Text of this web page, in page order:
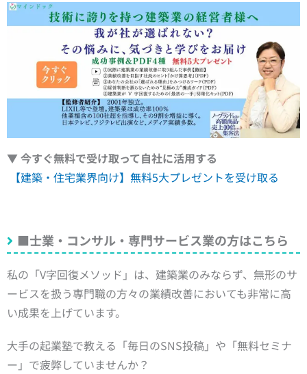
▼ 今すぐ無料で受け取って自社に活用する
【建築・住宅業界向け】無料5大プレゼントを受け取る
■士業・コンサル・専門サービス業の方はこちら
私の「V字回復メソッド」は、建築業のみならず、無形のサ
ービスを扱う専門職の方々の業績改善においても非常に高
い成果を上げています。
大手の起業塾で教える「毎日のSNS投稿」や「無料セミナ
ー」で疲弊していませんか？